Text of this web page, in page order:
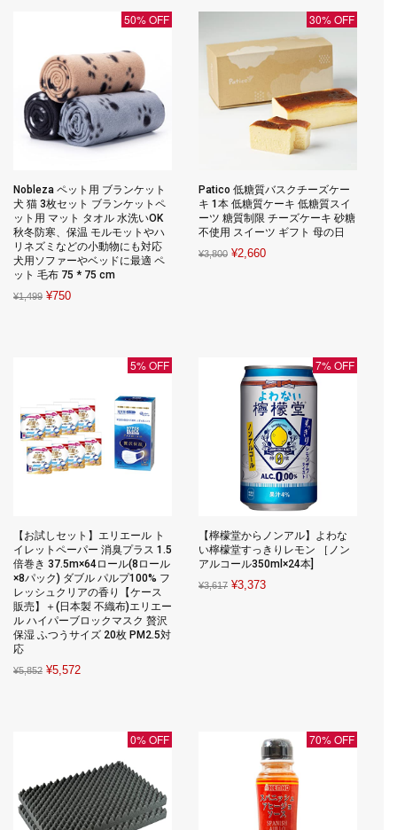
50% OFF
Nobleza ペット用 ブランケット
犬 猫 3枚セット ブランケットペ
ット用 マット タオル 水洗いOK
秋冬防寒、保温 モルモットやハ
リネズミなどの小動物にも対応
犬用ソファーやベッドに最適 ペ
ット 毛布 75 * 75 cm
¥1,499 Original
¥750Current
30% OFF
Patico 低糖質バスクチーズケー
キ 1本 低糖質ケーキ 低糖質スイ
ーツ 糖質制限 チーズケーキ 砂糖
不使用 スイーツ ギフト 母の日
¥3,800 Original
¥2,660Current
5% OFF
【お試しセット】エリエール ト
イレットペーパー 消臭プラス 1.5
倍巻き 37.5m×64ロール(8ロール
×8パック) ダブル パルプ100% フ
レッシュクリアの香り【ケース
販売】＋(日本製 不織布)エリエー
ル ハイパーブロックマスク 贅沢
保湿 ふつうサイズ 20枚 PM2.5対
応
¥5,852 Original
¥5,572Current
7% OFF
【檸檬堂からノンアル】よわな
い檸檬堂すっきりレモン ［ノン
アルコール350ml×24本]
¥3,617 Original
¥3,373Current
0% OFF 70% OFF